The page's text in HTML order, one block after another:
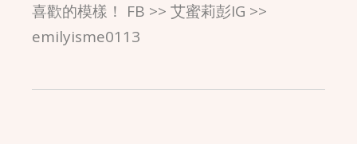
喜歡的模樣！ FB >> 艾蜜莉彭IG >>
emilyisme0113